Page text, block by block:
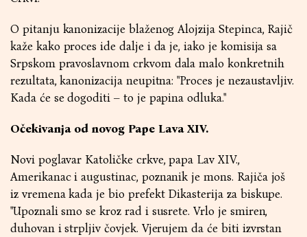
O pitanju kanonizacije blaženog Alojzija Stepinca, Rajič
kaže kako proces ide dalje i da je, iako je komisija sa
Srpskom pravoslavnom crkvom dala malo konkretnih
rezultata, kanonizacija neupitna: "Proces je nezaustavljiv.
Kada će se dogoditi – to je papina odluka."
Očekivanja od novog Pape Lava XIV.
Novi poglavar Katoličke crkve, papa Lav XIV.,
Amerikanac i augustinac, poznanik je mons. Rajiča još
iz vremena kada je bio prefekt Dikasterija za biskupe.
"Upoznali smo se kroz rad i susrete. Vrlo je smiren,
duhovan i strpljiv čovjek. Vjerujem da će biti izvrstan